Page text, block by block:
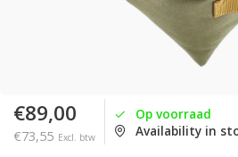
€89,00
€73,55 Excl. btw
Op voorraad
Availability in